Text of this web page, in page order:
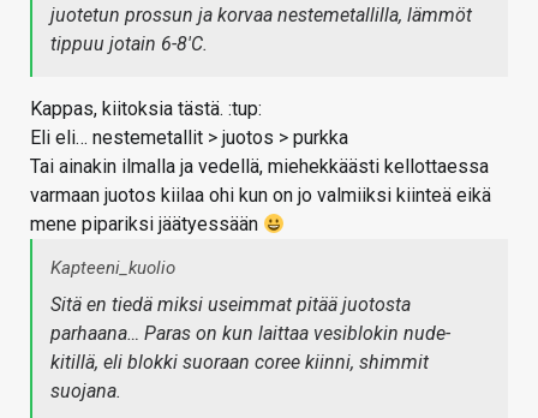
juotetun prossun ja korvaa nestemetallilla, lämmöt
tippuu jotain 6-8'C.
Kappas, kiitoksia tästä. :tup:
Eli eli… nestemetallit > juotos > purkka
Tai ainakin ilmalla ja vedellä, miehekkäästi kellottaessa
varmaan juotos kiilaa ohi kun on jo valmiiksi kiinteä eikä
mene pipariksi jäätyessään
Kapteeni_kuolio
Sitä en tiedä miksi useimmat pitää juotosta
parhaana… Paras on kun laittaa vesiblokin nude-
kitillä, eli blokki suoraan coree kiinni, shimmit
suojana.